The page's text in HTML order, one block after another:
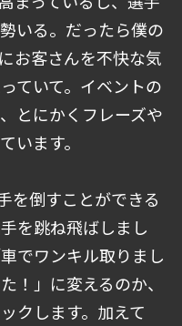
いる。だったら僕の
お客さんを不快な気
ていて。イベントの
とにかくフレーズや
います。
を倒すことができる
を跳ね飛ばしまし
でワンキル取りまし
！」に変えるのか、
クします。加えて